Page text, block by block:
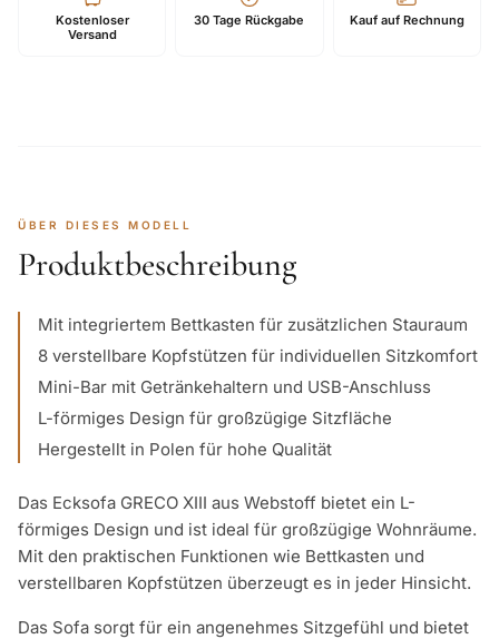
Kostenloser
Versand
30 Tage Rückgabe Kauf auf Rechnung
ÜBER DIESES MODELL
Produktbeschreibung
Mit integriertem Bettkasten für zusätzlichen Stauraum
8 verstellbare Kopfstützen für individuellen Sitzkomfort
Mini-Bar mit Getränkehaltern und USB-Anschluss
L-förmiges Design für großzügige Sitzfläche
Hergestellt in Polen für hohe Qualität
Das Ecksofa GRECO XIII aus Webstoff bietet ein L-
förmiges Design und ist ideal für großzügige Wohnräume.
Mit den praktischen Funktionen wie Bettkasten und
verstellbaren Kopfstützen überzeugt es in jeder Hinsicht.
Das Sofa sorgt für ein angenehmes Sitzgefühl und bietet